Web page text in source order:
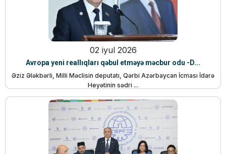
02 iyul 2026
Avropa yeni reallıqları qəbul etməyə məcbur odu -D...
Əziz Ələkbərli, Milli Məclisin deputatı, Qərbi Azərbaycan İcması İdarə
Heyətinin sədri ...